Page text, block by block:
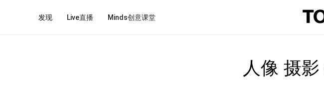
发现 Live直播 Minds创意课堂